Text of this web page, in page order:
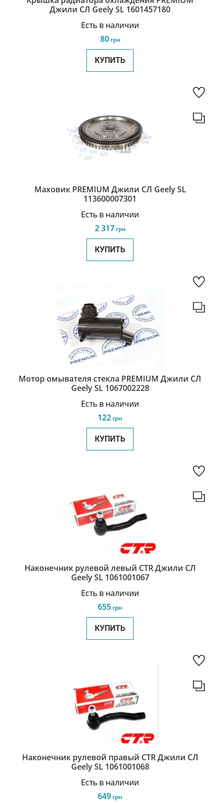
Джили СЛ Geely SL 1601457180
Есть в наличии
80грн
КУПИТЬ
Маховик PREMIUM Джили СЛ Geely SL
113600007301
Есть в наличии
2 317грн
КУПИТЬ
Мотор омывателя стекла PREMIUM Джили СЛ
Geely SL 1067002228
Есть в наличии
122 грн
КУПИТЬ
Наконечник рулевой левый CTR Джили СЛ
Geely SL 1061001067
Есть в наличии
655 грн
КУПИТЬ
Наконечник рулевой правый CTR Джили СЛ
Geely SL 1061001068
Есть в наличии
649 грн